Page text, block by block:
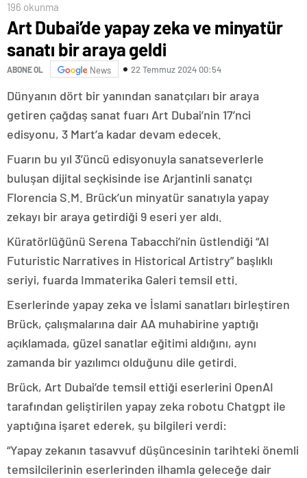
196 okunma
Art Dubai’de yapay zeka ve minyatür
sanatı bir araya geldi
ABONE OL News 22 Temmuz 2024 00:54
Dünyanın dört bir yanından sanatçıları bir araya
getiren çağdaş sanat fuarı Art Dubai’nin 17’nci
edisyonu, 3 Mart’a kadar devam edecek.
Fuarın bu yıl 3’üncü edisyonuyla sanatseverlerle
buluşan dijital seçkisinde ise Arjantinli sanatçı
Florencia S.M. Brück’un minyatür sanatıyla yapay
zekayı bir araya getirdiği 9 eseri yer aldı.
Küratörlüğünü Serena Tabacchi’nin üstlendiği “AI
Futuristic Narratives in Historical Artistry” başlıklı
seriyi, fuarda Immaterika Galeri temsil etti.
Eserlerinde yapay zeka ve İslami sanatları birleştiren
Brück, çalışmalarına dair AA muhabirine yaptığı
açıklamada, güzel sanatlar eğitimi aldığını, aynı
zamanda bir yazılımcı olduğunu dile getirdi.
Brück, Art Dubai’de temsil ettiği eserlerini OpenAI
tarafından geliştirilen yapay zeka robotu Chatgpt ile
yaptığına işaret ederek, şu bilgileri verdi:
“Yapay zekanın tasavvuf düşüncesinin tarihteki önemli
temsilcilerinin eserlerinden ilhamla geleceğe dair